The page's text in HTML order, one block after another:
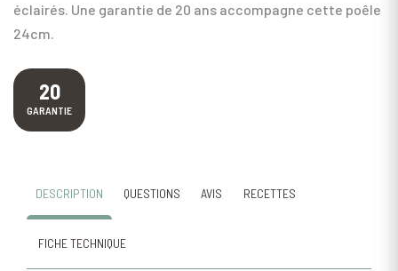
éclairés. Une garantie de 20 ans accompagne cette poêle
24cm.
20
GARANTIE
DESCRIPTION QUESTIONS AVIS RECETTES
FICHE TECHNIQUE